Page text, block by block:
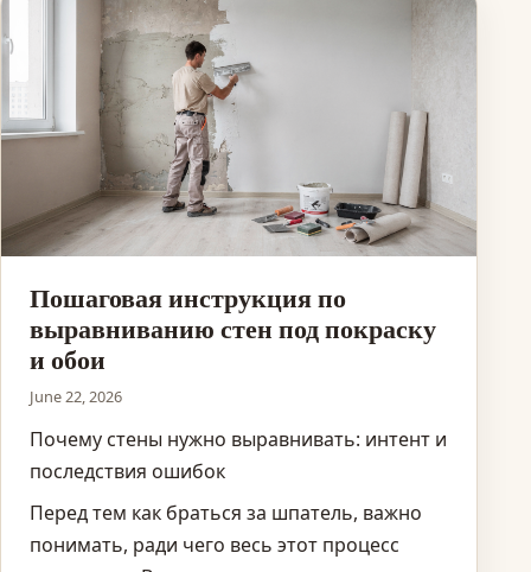
Пошаговая инструкция по
выравниванию стен под покраску
и обои
June 22, 2026
Почему стены нужно выравнивать: интент и
последствия ошибок
Перед тем как браться за шпатель, важно
понимать, ради чего весь этот процесс